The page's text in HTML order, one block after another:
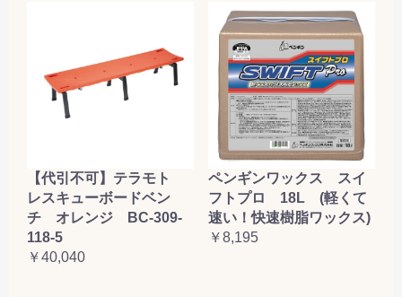
【代引不可】テラモト
レスキューボードベン
チ オレンジ BC-309-
118-5
￥40,040
ペンギンワックス スイ
フトプロ 18L (軽くて
速い！快速樹脂ワックス)
￥8,195